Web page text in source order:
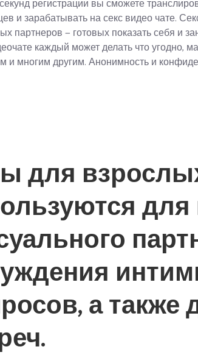
регистрации вы сможете
и зарабатывать на секс видео чате.
партнеров — готовых показать себя и
каждый может делать что угодно,
и многим другим. Анонимность и
для
для
а также